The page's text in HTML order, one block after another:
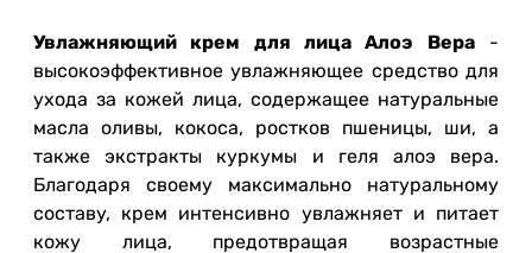
Увлажняющий крем для лица Алоэ Вера-
высокоэффективное увлажняющее средство для
ухода за кожей лица, содержащее натуральные
масла оливы, кокоса, ростков пшеницы, ши, а
также экстракты куркумы и геля алоэ вера.
Благодаря своему максимально натуральному
составу, крем интенсивно увлажняет и питает
кожу лица, предотвращая возрастные